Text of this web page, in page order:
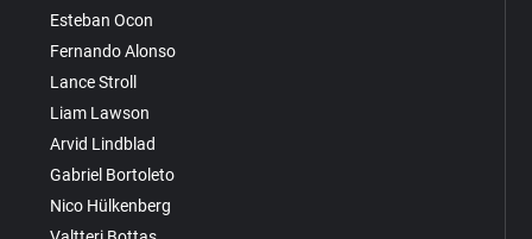
Esteban Ocon
Fernando Alonso
Lance Stroll
Liam Lawson
Arvid Lindblad
Gabriel Bortoleto
Nico Hülkenberg